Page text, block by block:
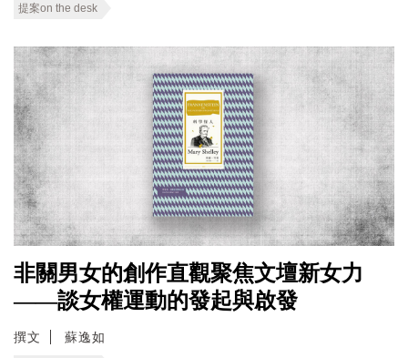
提案on the desk
非關男女的創作直觀聚焦文壇新女力
——談女權運動的發起與啟發
撰文 蘇逸如